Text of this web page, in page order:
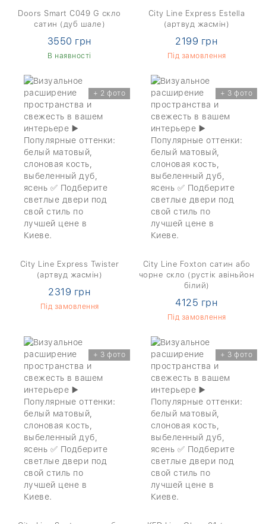
Doors Smart C049 G скло
сатин (дуб шале)
3550 грн
В наявності
City Line Express Estella
(артвуд жасмін)
2199 грн
Під замовлення
+ 2 фото
City Line Express Twister
(артвуд жасмін)
2319 грн
Під замовлення
+ 3 фото
City Line Foxton сатин або
чорне скло (рустік авіньйон
білий)
4125 грн
Під замовлення
+ 3 фото + 3 фото